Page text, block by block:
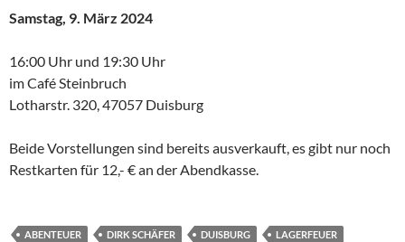
Samstag, 9. März 2024
16:00 Uhr und 19:30 Uhr
im Café Steinbruch
Lotharstr. 320, 47057 Duisburg
Beide Vorstellungen sind bereits ausverkauft, es gibt nur noch
Restkarten für 12,- € an der Abendkasse.
ABENTEUER DIRK SCHÄFER DUISBURG
LAGERFEUER